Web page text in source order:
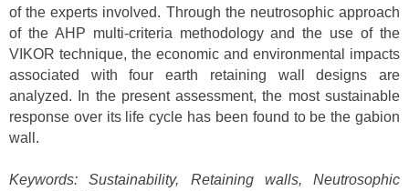
of the experts involved. Through the neutrosophic approach
of the AHP multi-criteria methodology and the use of the
VIKOR technique, the economic and environmental impacts
associated with four earth retaining wall designs are
analyzed. In the present assessment, the most sustainable
response over its life cycle has been found to be the gabion
wall.
Keywords: Sustainability, Retaining walls, Neutrosophic